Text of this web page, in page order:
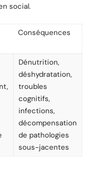
social.
Conséquences
Dénutrition,
déshydratation,
troubles
cognitifs,
infections,
décompensation
de pathologies
sous-jacentes